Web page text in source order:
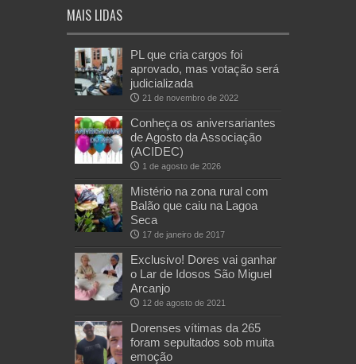
MAIS LIDAS
PL que cria cargos foi
aprovado, mas votação será
judicializada
21 de novembro de 2022
Conheça os aniversariantes
de Agosto da Associação
(ACIDEC)
1 de agosto de 2026
Mistério na zona rural com
Balão que caiu na Lagoa
Seca
17 de janeiro de 2017
Exclusivo! Dores vai ganhar
o Lar de Idosos São Miguel
Arcanjo
12 de agosto de 2021
Dorenses vítimas da 265
foram sepultados sob muita
emoção